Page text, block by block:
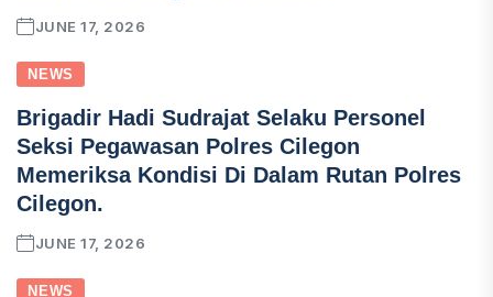
JUNE 17, 2026
NEWS
Brigadir Hadi Sudrajat Selaku Personel
Seksi Pegawasan Polres Cilegon
Memeriksa Kondisi Di Dalam Rutan Polres
Cilegon.
JUNE 17, 2026
NEWS